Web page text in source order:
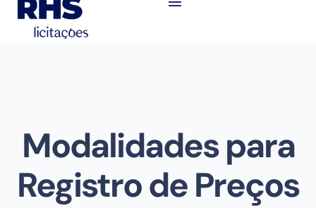
Modalidades para
Registro de Preços